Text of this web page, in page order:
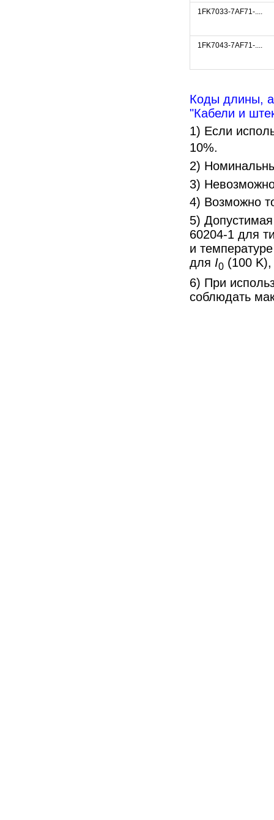
1FK7033-7AF71-....
1FK7043-7AF71-....
Коды длины, а
"Кабели и
1) Если
10%.
2)
3)
4) Возможно
5) Допустимая
60204-1 для
и
для I0 (100
6) При
соблюдать